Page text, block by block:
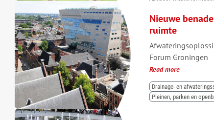
Nieuwe
ruimte
Forum Groningen
Read more
Drainage- en
Pleinen, parken en